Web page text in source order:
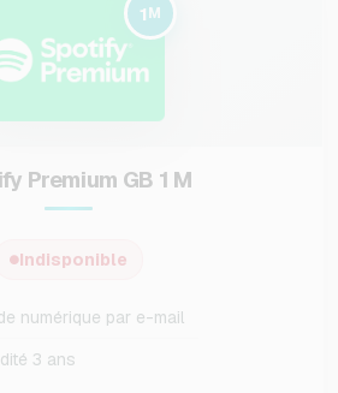
1M
Premium GB 1 M
Indisponible
numérique par e-mail
3 ans